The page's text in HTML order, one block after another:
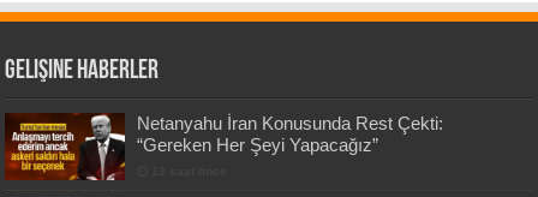
Gelişine Haberler
Netanyahu İran Konusunda Rest Çekti:
“Gereken Her Şeyi Yapacağız”